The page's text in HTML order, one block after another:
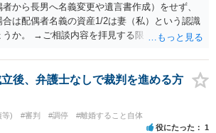
から長男へ名義変更や遺言書作成）をせず、
は配偶者名義の資産1/2は妻（私）という認識
うか。 →ご相談内容を拝見する限りでは、その
他の相続人に対して自宅の評価額の１/２の代
なります。
後、弁護士なしで裁判を進める方
等) #審判 #調停 #離婚すること自体
役にたった 1